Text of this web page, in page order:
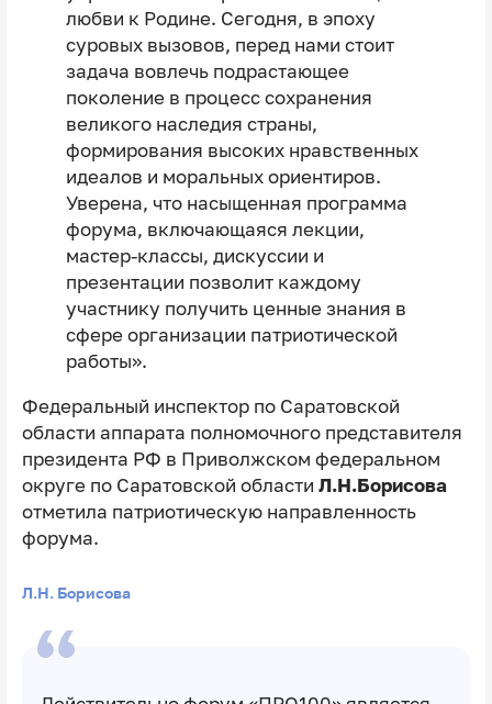
любви к Родине. Сегодня, в эпоху
суровых вызовов, перед нами стоит
задача вовлечь подрастающее
поколение в процесс сохранения
великого наследия страны,
формирования высоких нравственных
идеалов и моральных ориентиров.
Уверена, что насыщенная программа
форума, включающаяся лекции,
мастер-классы, дискуссии и
презентации позволит каждому
участнику получить ценные знания в
сфере организации патриотической
работы».
Федеральный инспектор по Саратовской
области аппарата полномочного представителя
президента РФ в Приволжском федеральном
округе по Саратовской области Л.Н.Борисова
отметила патриотическую направленность
форума.
Л.Н. Борисова